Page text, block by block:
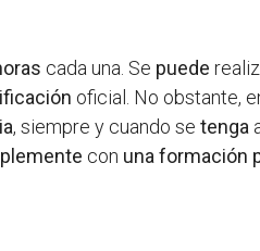
cada una. Se puede
oficial. No obstante,
, siempre y cuando setenga
con una formación